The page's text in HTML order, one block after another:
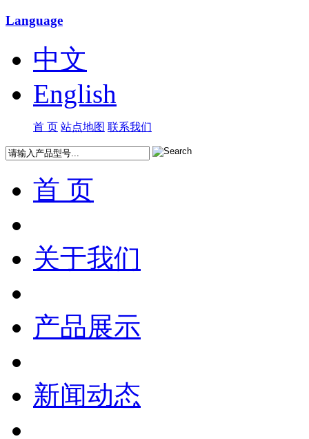
Language
中文
English
首 页 站点地图 联系我们
首 页
关于我们
产品展示
新闻动态